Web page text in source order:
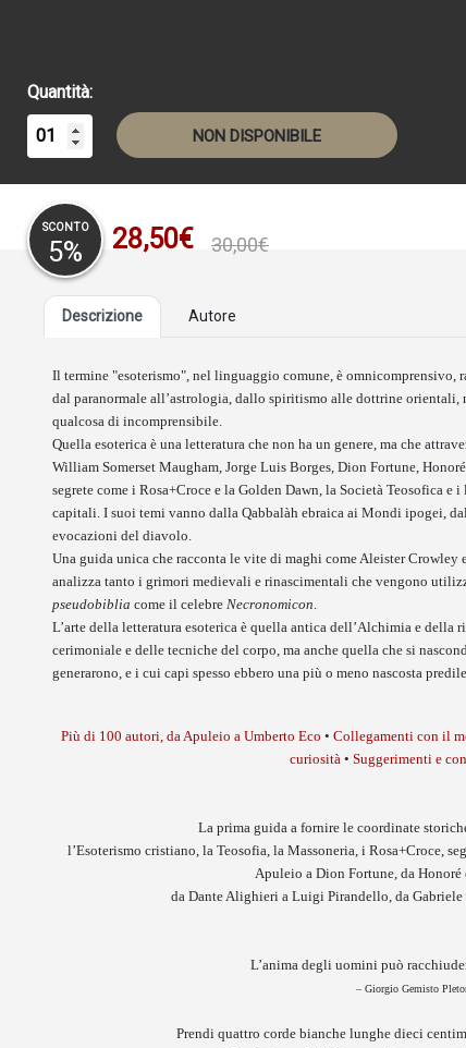
Quantità:
NON DISPONIBILE
SCONTO
5% 28,50€ 30,00€
Descrizione Autore
Il termine "esoterismo", nel linguaggio comune, è omnicomprensivo,
dal paranormale all’astrologia, dallo spiritismo alle dottrine orientali,
qualcosa di incomprensibile.
Quella esoterica è una letteratura che non ha un genere, ma che
William Somerset Maugham, Jorge Luis Borges, Dion Fortune,
segrete come i Rosa+Croce e la Golden Dawn, la Società Teosofica
capitali. I suoi temi vanno dalla Qabbalàh ebraica ai Mondi ipogei,
evocazioni del diavolo.
Una guida unica che racconta le vite di maghi come Aleister
analizza tanto i grimori medievali e rinascimentali che vengono
pseudobiblia come il celebre Necronomicon
L’arte della letteratura esoterica è quella antica dell’Alchimia e
cerimoniale e delle tecniche del corpo, ma anche quella che si
generarono, e i cui capi spesso ebbero una più o meno nascosta
Più di 100 autori, da Apuleio a Umberto Eco • Collegamenti con il
curiosità • Suggerimenti e
La prima guida a fornire le coordinate
l’Esoterismo cristiano, la Teosofia, la Massoneria, i Rosa+Croce,
Apuleio a Dion Fortune, da Honoré
da Dante Alighieri a Luigi Pirandello, da Gabriele
L’anima degli uomini può
– Giorgio Gemisto
Prendi quattro corde bianche lunghe dieci